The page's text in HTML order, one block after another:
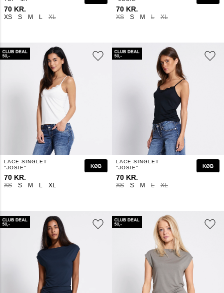
XS S M L XL
70 KR.
XS S M L XL
70 KR.
XS S M L XL
LACE SINGLET
"JOSIE"
70 KR.
KØB
XS S M L XL
LACE SINGLET
"JOSIE"
70 KR.
KØB